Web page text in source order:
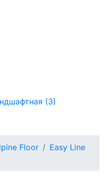
(3)
Floor
Easy Line